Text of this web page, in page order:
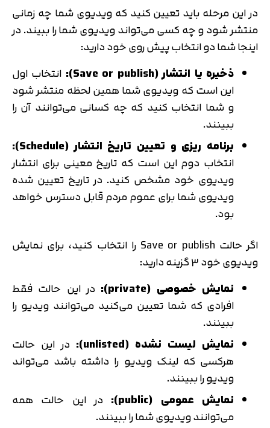
در این مرحله باید تعیین کنید که ویدیوی شما چه زمانی
منتشر شود و چه کسی می‌تواند ویدیوی شما را ببیند. در
اینجا شما دو انتخاب پیش روی خود دارید:
ذخیره یا انتشار (Save or publish):
انتخاب اول
این است که ویدیوی شما همین لحظه منتشر شود
و شما انتخاب کنید که چه کسانی می‌توانند آن را
ببینند.
برنامه ریزی و تعیین تاریخ انتشار (Schedule):
انتخاب دوم این است که تاریخ معینی برای انتشار
ویدیوی خود مشخص کنید. در تاریخ تعیین شده
ویدیوی شما برای عموم مردم قابل دسترس خواهد
بود.
اگر حالت Save or publish را انتخاب کنید، برای نمایش
ویدیوی خود 3 گزینه دارید:
نمایش خصوصی (private):
در این حالت فقط
افرادی که شما تعیین می‌کنید می‌توانند ویدیو را
ببینند.
نمایش لیست نشده (unlisted):
در این حالت
هرکسی که لینک ویدیو را داشته باشد می‌تواند
ویدیو را ببینند.
نمایش عمومی (public):
در این حالت همه
می‌توانند ویدیوی شما را ببینند.
تایید کد
دریافت مجدد کد:00:59